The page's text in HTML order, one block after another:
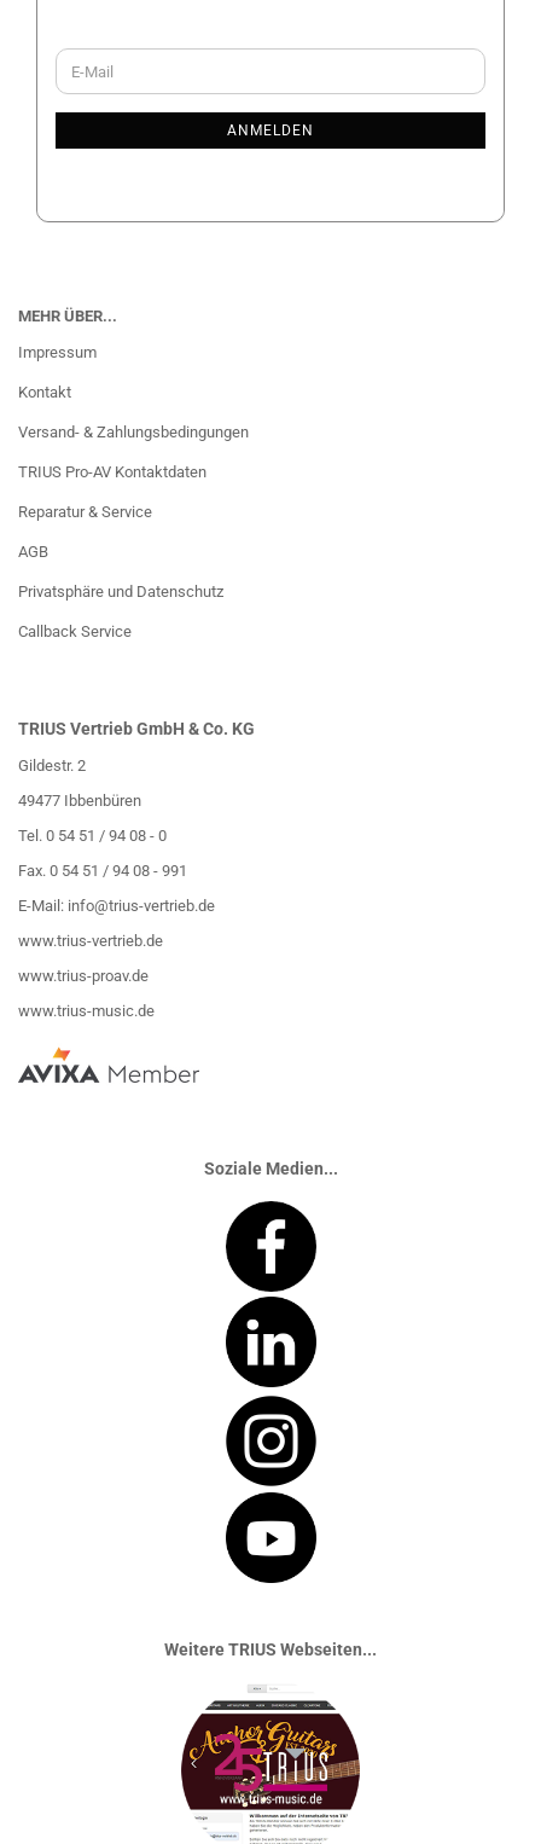
WEITER
ZUR
E-
Mail
ANMELDEN
MEHR ÜBER...
Impressum
Kontakt
Versand- & Zahlungsbedingungen
TRIUS Pro-AV Kontaktdaten
Reparatur & Service
AGB
Privatsphäre und Datenschutz
Callback Service
TRIUS Vertrieb GmbH & Co. KG
Gildestr. 2
49477 Ibbenbüren
Tel. 0 54 51 / 94 08 - 0
Fax. 0 54 51 / 94 08 - 991
E-Mail: info@trius-vertrieb.de
www.trius-vertrieb.de
www.trius-proav.de
www.trius-music.de
Soziale Medien...
Weitere TRIUS Webseiten...